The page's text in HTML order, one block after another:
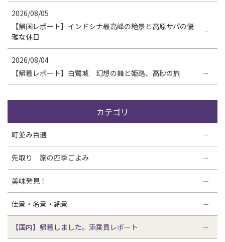
2026/08/05
【帰国レポート】インドシナ最高峰の絶景と高原サパの優
雅な休日
2026/08/04
【帰着レポート】白鷺城 幻想の舞と姫路、高砂の旅
カテゴリ
町並み百選
先取り 旅の四季ごよみ
美味発見！
佳景・名景・絶景
【国内】帰着しました。添乗員レポート